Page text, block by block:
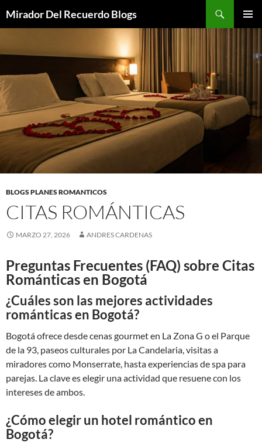
Mirador Del Recuerdo Blogs
BLOGS PLANES ROMANTICOS
CITAS ROMÁNTICAS
MARZO 27, 2026 ANDRES CARDENAS
Preguntas Frecuentes (FAQ) sobre Citas
Románticas en Bogotá
¿Cuáles son las mejores actividades
románticas en Bogotá?
Bogotá ofrece desde cenas gourmet en La Zona G o el Parque
de la 93, paseos culturales por La Candelaria, visitas a
miradores como Monserrate, hasta experiencias de spa para
parejas. La clave es elegir una actividad que resuene con los
intereses de ambos.
¿Cómo elegir un hotel romántico en
Bogotá?